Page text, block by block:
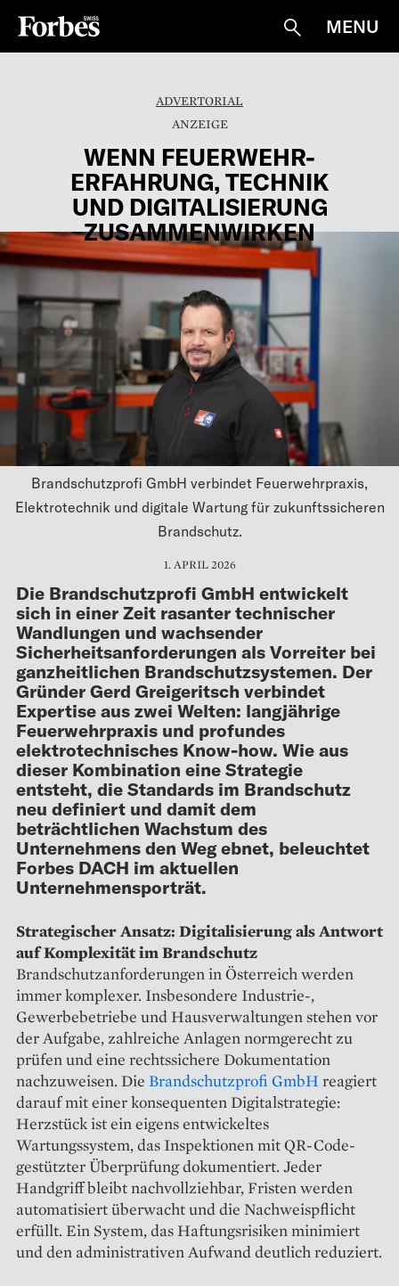
Suche
MENU
ADVERTORIAL
WENN FEUERWEHR-
ERFAHRUNG, TECHNIK
UND DIGITALISIERUNG
ZUSAMMENWIRKEN
Brandschutzprofi GmbH verbindet Feuerwehrpraxis,
Elektrotechnik und digitale Wartung für zukunftssicheren
Brandschutz.
1. APRIL 2026
Die Brandschutzprofi GmbH entwickelt
sich in einer Zeit rasanter technischer
Wandlungen und wachsender
Sicherheitsanforderungen als Vorreiter bei
ganzheitlichen Brandschutzsystemen. Der
Gründer Gerd Greigeritsch verbindet
Expertise aus zwei Welten: langjährige
Feuerwehrpraxis und profundes
elektrotechnisches Know-how. Wie aus
dieser Kombination eine Strategie
entsteht, die Standards im Brandschutz
neu definiert und damit dem
beträchtlichen Wachstum des
Unternehmens den Weg ebnet, beleuchtet
Forbes DACH im aktuellen
Unternehmensporträt.
Strategischer Ansatz: Digitalisierung als Antwort
auf Komplexität im Brandschutz
Brandschutzanforderungen in Österreich werden
immer komplexer. Insbesondere Industrie-,
Gewerbebetriebe und Hausverwaltungen stehen vor
der Aufgabe, zahlreiche Anlagen normgerecht zu
prüfen und eine rechtssichere Dokumentation
nachzuweisen. Die Brandschutzprofi GmbH reagiert
darauf mit einer konsequenten Digitalstrategie:
Herzstück ist ein eigens entwickeltes
Wartungssystem, das Inspektionen mit QR-Code-
gestützter Überprüfung dokumentiert. Jeder
Handgriff bleibt nachvollziehbar, Fristen werden
automatisiert überwacht und die Nachweispflicht
erfüllt. Ein System, das Haftungsrisiken minimiert
und den administrativen Aufwand deutlich reduziert.